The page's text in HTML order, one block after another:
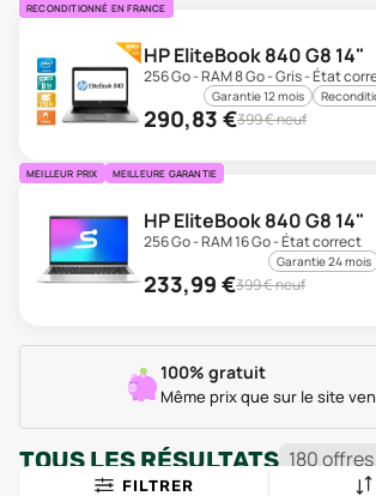
RECONDITIONNÉ EN FRANCE
HP EliteBook 840 G8 14"
256 Go - RAM 8 Go - Gris - État
Garantie 12 mois
290,83 €399€ neuf
MEILLEUR PRIX MEILLEURE GARANTIE
HP EliteBook 840 G8 14"
256 Go - RAM 16 Go - État correct
Garantie 24 mois
233,99 €399€ neuf
100% gratuit
Même prix que sur le site
TOUS LES RÉSULTATS 180offres
FILTRER